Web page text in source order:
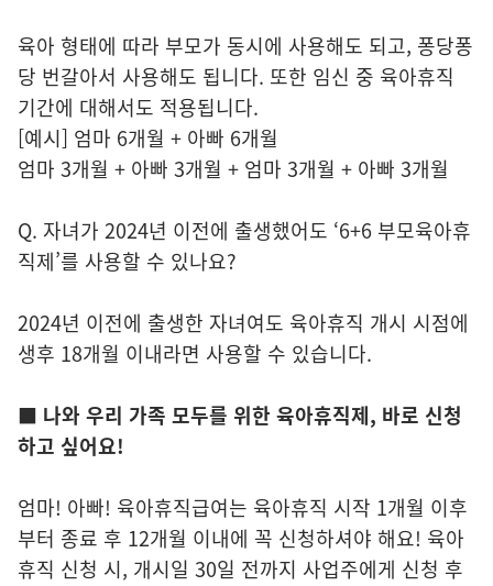
육아 형태에 따라 부모가 동시에 사용해도 되고, 퐁당퐁
당 번갈아서 사용해도 됩니다. 또한 임신 중 육아휴직
기간에 대해서도 적용됩니다.
[예시] 엄마 6개월 + 아빠 6개월
엄마 3개월 + 아빠 3개월 + 엄마 3개월 + 아빠 3개월
Q. 자녀가 2024년 이전에 출생했어도 ‘6+6 부모육아휴
직제’를 사용할 수 있나요?
2024년 이전에 출생한 자녀여도 육아휴직 개시 시점에
생후 18개월 이내라면 사용할 수 있습니다.
■ 나와 우리 가족 모두를 위한 육아휴직제, 바로 신청
하고 싶어요!
엄마! 아빠! 육아휴직급여는 육아휴직 시작 1개월 이후
부터 종료 후 12개월 이내에 꼭 신청하셔야 해요! 육아
휴직 신청 시, 개시일 30일 전까지 사업주에게 신청 후